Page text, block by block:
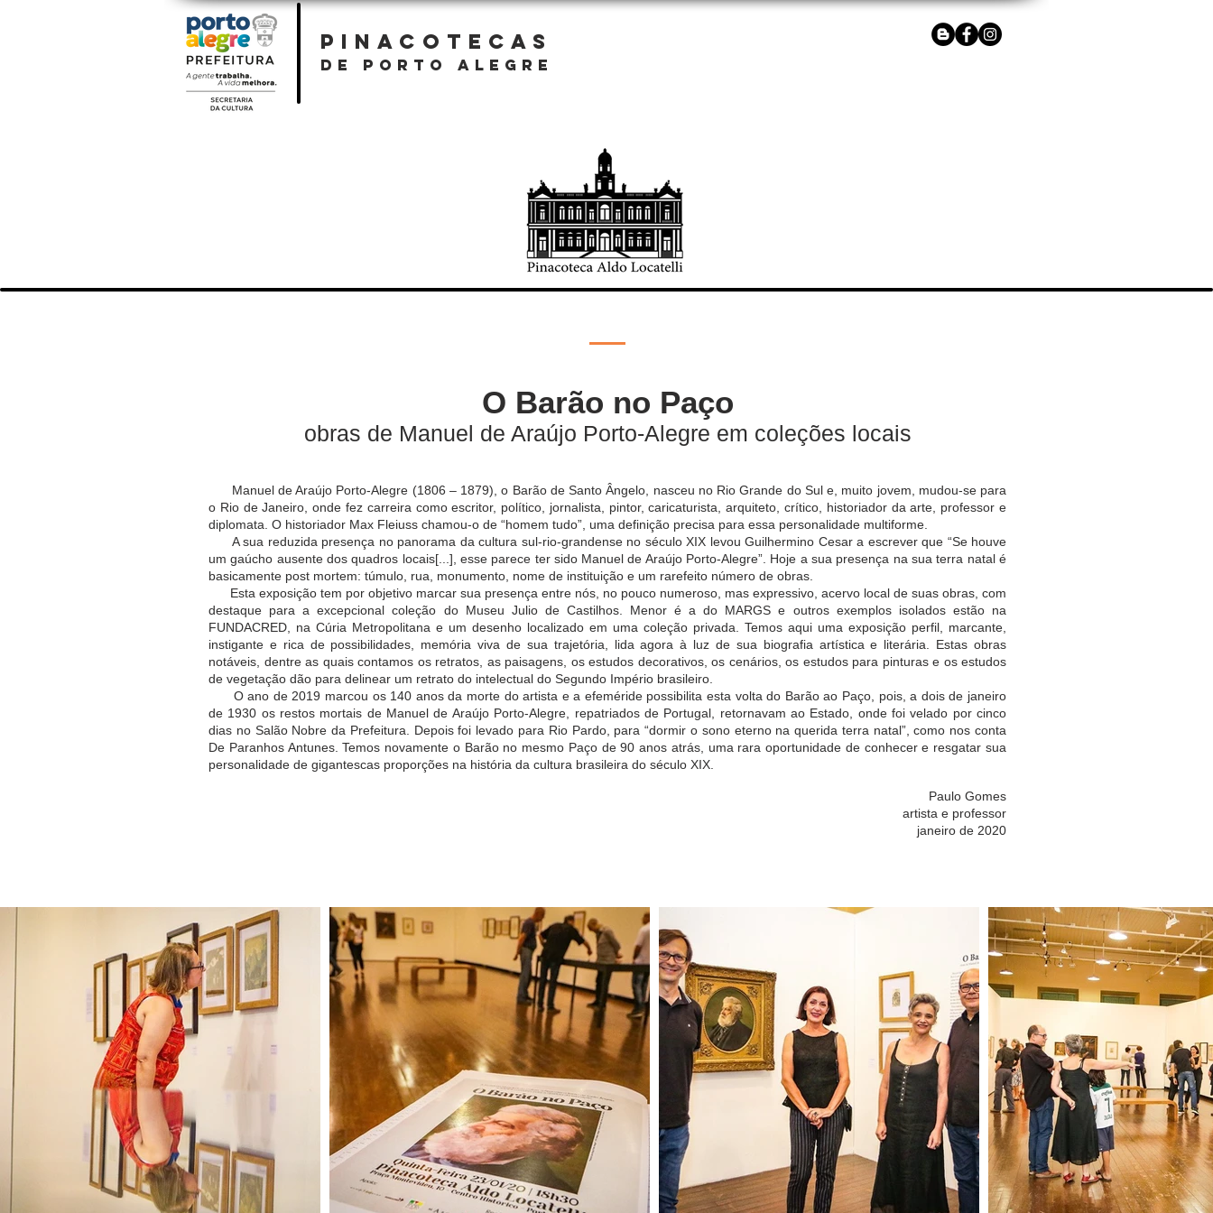
PINACOTECAS
DE PORTO ALEGRE
O Barão no Paço
obras de Manuel de Araújo Porto-Alegre em coleções locais
Manuel de Araújo Porto-Alegre (1806 – 1879), o Barão de Santo Ângelo, nasceu no Rio Grande do Sul e, muito jovem, mudou-se para
o Rio de Janeiro, onde fez carreira como escritor, político, jornalista, pintor, caricaturista, arquiteto, crítico, historiador da arte, professor e
diplomata. O historiador Max Fleiuss chamou-o de “homem tudo”, uma definição precisa para essa personalidade multiforme.
A sua reduzida presença no panorama da cultura sul-rio-grandense no século XIX levou Guilhermino Cesar a escrever que “Se houve
um gaúcho ausente dos quadros locais[...], esse parece ter sido Manuel de Araújo Porto-Alegre”. Hoje a sua presença na sua terra natal é
basicamente post mortem: túmulo, rua, monumento, nome de instituição e um rarefeito número de obras.
Esta exposição tem por objetivo marcar sua presença entre nós, no pouco numeroso, mas expressivo, acervo local de suas obras, com
destaque para a excepcional coleção do Museu Julio de Castilhos. Menor é a do MARGS e outros exemplos isolados estão na
FUNDACRED, na Cúria Metropolitana e um desenho localizado em uma coleção privada. Temos aqui uma exposição perfil, marcante,
instigante e rica de possibilidades, memória viva de sua trajetória, lida agora à luz de sua biografia artística e literária. Estas obras
notáveis, dentre as quais contamos os retratos, as paisagens, os estudos decorativos, os cenários, os estudos para pinturas e os estudos
de vegetação dão para delinear um retrato do intelectual do Segundo Império brasileiro.
O ano de 2019 marcou os 140 anos da morte do artista e a efeméride possibilita esta volta do Barão ao Paço, pois, a dois de janeiro
de 1930 os restos mortais de Manuel de Araújo Porto-Alegre, repatriados de Portugal, retornavam ao Estado, onde foi velado por cinco
dias no Salão Nobre da Prefeitura. Depois foi levado para Rio Pardo, para “dormir o sono eterno na querida terra natal”, como nos conta
De Paranhos Antunes. Temos novamente o Barão no mesmo Paço de 90 anos atrás, uma rara oportunidade de conhecer e resgatar sua
personalidade de gigantescas proporções na história da cultura brasileira do século XIX.​
Paulo Gomes
artista e professor
janeiro de 2020